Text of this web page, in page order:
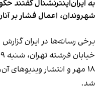
به ایران‌اینترنشنال گفتند
شهروندان، اعمال فشار بر
برخی رسانه‌ها در ایران
۱۸ مهر و انتشار